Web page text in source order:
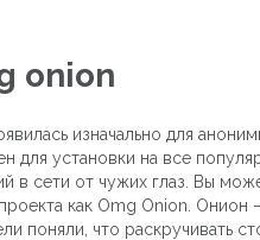
onion
изначально для
для установки на все
в сети от чужих глаз. Вы
как Omg Onion.
поняли, что раскручивать